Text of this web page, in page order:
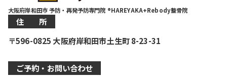
大阪府岸和田市 予防・再発予防専門院 ®HAREYAKA+Rebody整骨院
住 所
〒596-0825 大阪府岸和田市土生町 8-23-31
ご予約・お問い合わせ